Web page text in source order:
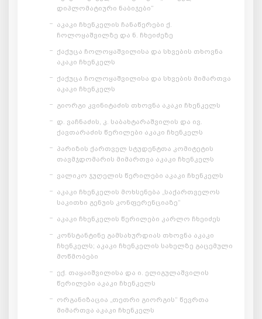
დიპლომატიური ნაბიჯები“
აკაკი ჩხენკელის ჩანაწერები ქ.
ჩოლოყაშვილზე და ნ. ჩხეიძეზე
ქაქუცა ჩოლოყაშვილისა და სხვების თხოვნა
აკაკი ჩხენკელს
ქაქუცა ჩოლოყაშვილისა და სხვების მიმართვა
აკაკი ჩხენკელს
გიორგი კვინიტაძის თხოვნა აკაკი ჩხენკელს
დ. ვაჩნაძის, კ. საბახტარაშვილის და ივ.
ქავთარაძის წერილები აკაკი ჩხენკელს
პარიზის ქართველ სტუდენტთა კომიტეტის
თავმჯდომარის მიმართვა აკაკი ჩხენკელს
ვალიკო ჯუღელის წერილები აკაკი ჩხენკელს
აკაკი ჩხენკელის მოხსენება „საქართველოს
საკითხი გენუის კონფერენციაზე“
აკაკი ჩხენკელის წერილები კარლო ჩხეიძეს
კონსტანტინე გამსახურდიას თხოვნა აკაკი
ჩხენკელს; აკაკი ჩხენკელის სახელზე გაცემული
მოწმობები
ექ. თაყაიშვილისა და ი. ელიგულაშვილის
წერილები აკაკი ჩხენკელს
ორგანიზაცია „თეთრი გიორგის“ წევრთა
მიმართვა აკაკი ჩხენკელს